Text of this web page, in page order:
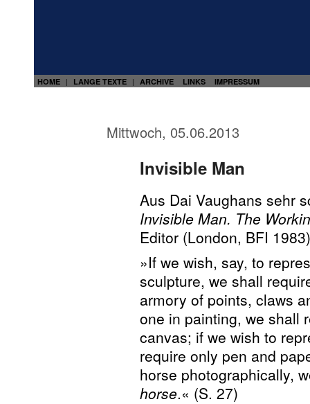
HOME | LANGE TEXTE | ARCHIVE LINKS IMPRESSUM
Mittwoch, 05.06.2013
Invisible Man
Aus Dai Vaughans sehr
Invisible Man. The
Editor (London, BFI
»If we wish, say, to
sculpture, we shall
armory of points, claws
one in painting, we shall
canvas; if we wish to
require only pen and
horse photographically,
horse.« (S. 27)